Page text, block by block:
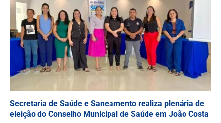
Secretaria de Saúde e Saneamento realiza plenária de
eleição do Conselho Municipal de Saúde em João Costa